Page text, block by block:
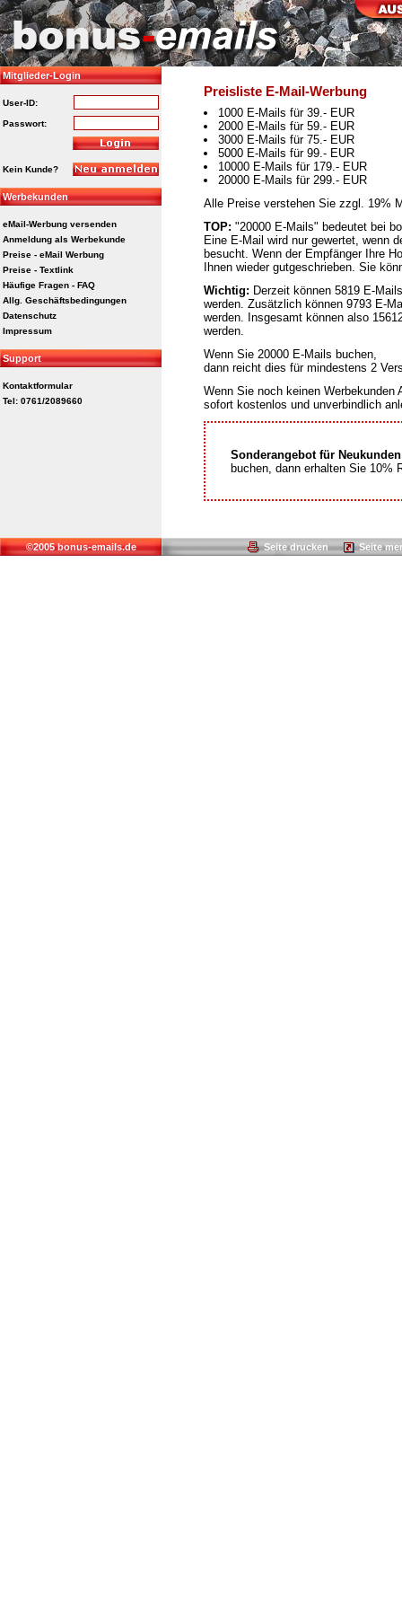
Mitglieder-Login
User-ID:
Passwort:
Kein Kunde?
Werbekunden
eMail-Werbung versenden
Anmeldung als Werbekunde
Preise - eMail Werbung
Preise - Textlink
Häufige Fragen - FAQ
Allg. Geschäftsbedingungen
Datenschutz
Impressum
Support
Kontaktformular
Tel: 0761/2089660
Preisliste E-Mail-Werbung
1000 E-Mails für 39.- EUR
2000 E-Mails für 59.- EUR
3000 E-Mails für 75.- EUR
5000 E-Mails für 99.- EUR
10000 E-Mails für 179.- EUR
20000 E-Mails für 299.- EUR
Alle Preise verstehen Sie zzgl. 19%
TOP: "20000 E-Mails" bedeutet bei
Eine E-Mail wird nur gewertet, wenn
besucht. Wenn der Empfänger Ihre
Ihnen wieder gutgeschrieben. Sie
Wichtig: Derzeit können 5819 E-
werden. Zusätzlich können 9793 E-
werden. Insgesamt können also
werden.
Wenn Sie 20000 E-Mails buchen,
dann reicht dies für mindestens 2
Wenn Sie noch keinen
sofort kostenlos und unverbindlich
Sonderangebot für
buchen, dann erhalten Sie 10%
©2005 bonus-emails.de Seite drucken Seite